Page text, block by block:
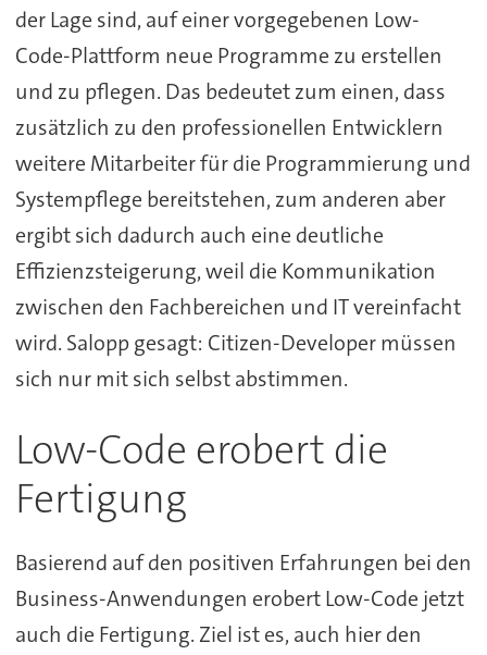
der Lage sind, auf einer vorgegebenen Low-
Code-Plattform neue Programme zu erstellen
und zu pflegen. Das bedeutet zum einen, dass
zusätzlich zu den professionellen Entwicklern
weitere Mitarbeiter für die Programmierung und
Systempflege bereitstehen, zum anderen aber
ergibt sich dadurch auch eine deutliche
Effizienzsteigerung, weil die Kommunikation
zwischen den Fachbereichen und IT vereinfacht
wird. Salopp gesagt: Citizen-Developer müssen
sich nur mit sich selbst abstimmen.
Low-Code erobert die
Fertigung
Basierend auf den positiven Erfahrungen bei den
Business-Anwendungen erobert Low-Code jetzt
auch die Fertigung. Ziel ist es, auch hier den